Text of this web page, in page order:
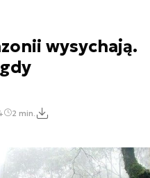
wysychają.
2 min.